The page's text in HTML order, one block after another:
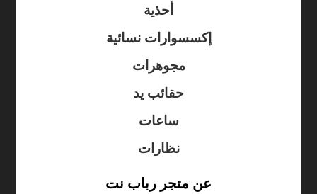
أحذية
إكسسوارات نسائية
مجوهرات
حقائب يد
ساعات
نظارات
عن متجر رباب نت